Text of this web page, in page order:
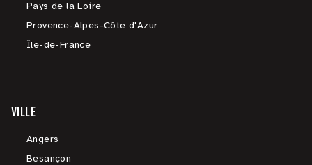
Pays de la Loire
Provence-Alpes-Côte d'Azur
Île-de-France
VILLE
Angers
Besançon